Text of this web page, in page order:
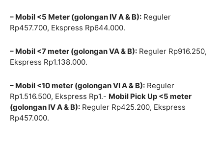
– Mobil <5 Meter (golongan IV A & B): Reguler
Rp457.700, Ekspress Rp644.000.
– Mobil <7 meter (golongan VA & B): Reguler Rp916.250,
Ekspress Rp1.138.000.
– Mobil <10 meter (golongan VI A & B): Reguler
Rp1.516.500, Ekspress Rp1.- Mobil Pick Up <5 meter
(golongan IV A & B): Reguler Rp425.200, Ekspress
Rp457.000.